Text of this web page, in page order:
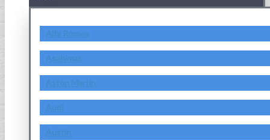
Alfa Romeo
Asahimas
Aston Martin
Audi
Austin